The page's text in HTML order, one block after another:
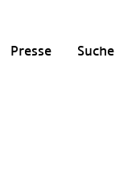
Presse Suche